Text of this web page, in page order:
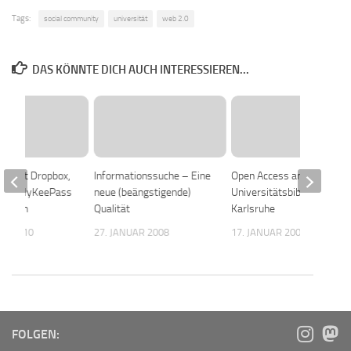
Tags: social community universität web 2.0
DAS KÖNNTE DICH AUCH INTERESSIEREN...
Informationssuche – Eine
neue (beängstigende)
Qualität
27. JANUAR 2008
Open Access an der
Universitätsbibliothek
Karlsruhe
17. JANUAR 2008
mit Dropbox,
MyKeePass
2010
FOLGEN: